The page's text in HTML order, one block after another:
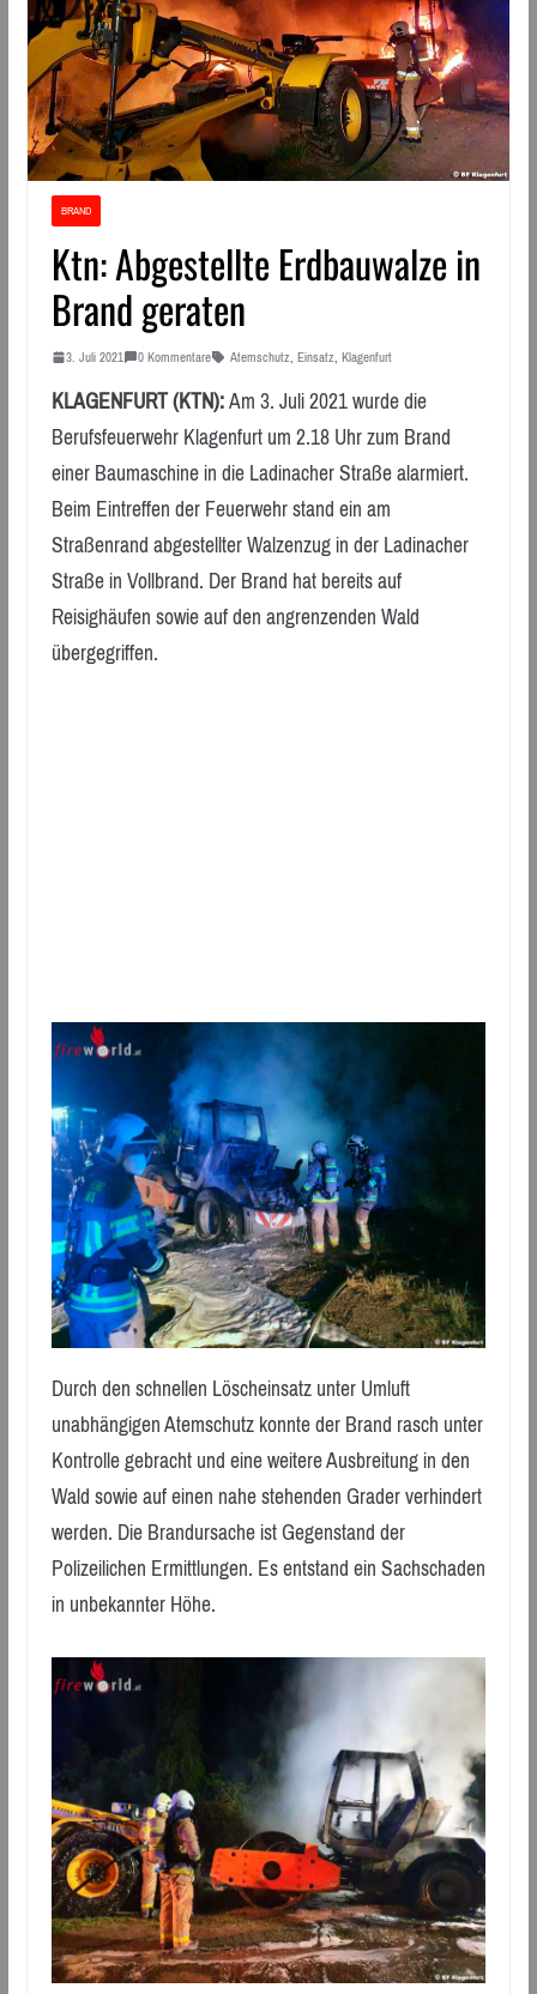
BRAND
Ktn: Abgestellte Erdbauwalze in
Brand geraten
3. Juli 2021 0 Kommentare Atemschutz, Einsatz, Klagenfurt
KLAGENFURT (KTN):Am 3. Juli 2021 wurde die
Berufsfeuerwehr Klagenfurt um 2.18 Uhr zum Brand
einer Baumaschine in die Ladinacher Straße alarmiert.
Beim Eintreffen der Feuerwehr stand ein am
Straßenrand abgestellter Walzenzug in der Ladinacher
Straße in Vollbrand. Der Brand hat bereits auf
Reisighäufen sowie auf den angrenzenden Wald
übergegriffen.
Durch den schnellen Löscheinsatz unter Umluft
unabhängigen Atemschutz konnte der Brand rasch unter
Kontrolle gebracht und eine weitere Ausbreitung in den
Wald sowie auf einen nahe stehenden Grader verhindert
werden. Die Brandursache ist Gegenstand der
Polizeilichen Ermittlungen. Es entstand ein Sachschaden
in unbekannter Höhe.